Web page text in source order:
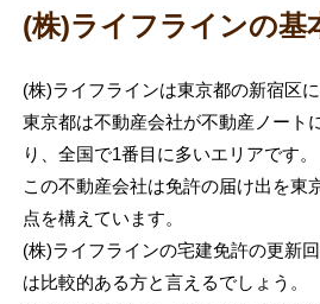
(株)ライフラインの基
(株)ライフラインは東京都の新宿区
東京都は不動産会社が不動産ノート
り、全国で1番目に多いエリアです。
この不動産会社は免許の届け出を東
点を構えています。
(株)ライフラインの宅建免許の更新
は比較的ある方と言えるでしょう。